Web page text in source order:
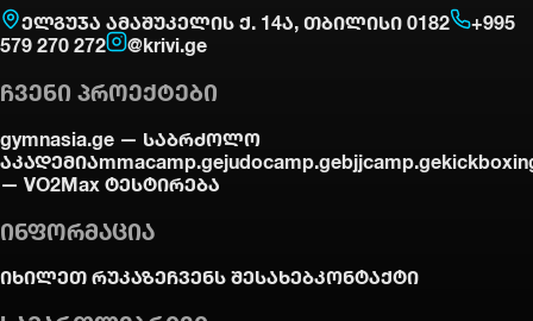
ელგუჯა ამაშუკელის ქ. 14ა, თბილისი 0182 +995
579 270 272 @krivi.ge
ᲩᲕᲔᲜᲘ ᲞᲠᲝᲔᲥᲢᲔᲑᲘ
gymnasia.ge — საბრძოლო
აკადემიაmmacamp.gejudocamp.gebjjcamp.ge
—VO2Max ტესტირება
ᲘᲜᲤᲝᲠᲛᲐᲪᲘᲐ
იხილეთ რუკაზეჩვენს შესახებკონტაქტი